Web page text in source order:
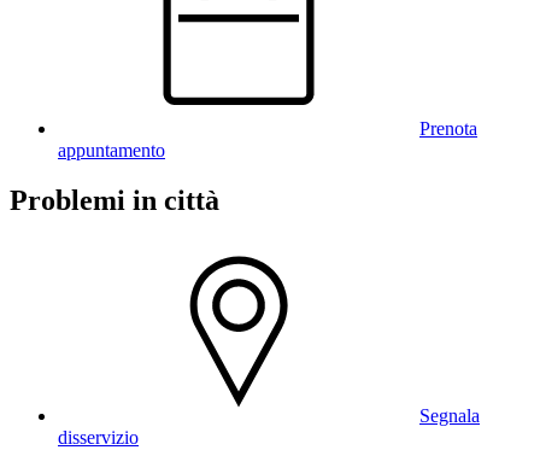
Prenota
appuntamento
Problemi in città
Segnala
disservizio